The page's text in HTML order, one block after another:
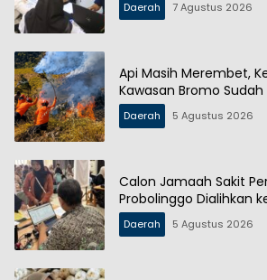
Daerah 7 Agustus 2026
Api Masih Merembet,
Kawasan Bromo
Daerah 5 Agustus 2026
Calon Jamaah Sakit
Probolinggo Dialihkan
Daerah 5 Agustus 2026